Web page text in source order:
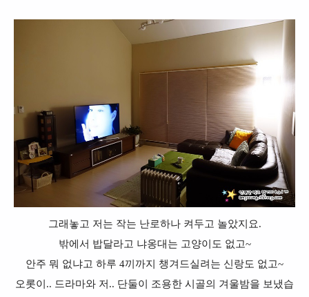
그래놓고 저는 작는 난로하나 켜두고 놀았지요.
밖에서 밥달라고 냐옹대는 고양이도 없고~
안주 뭐 없냐고 하루 4끼까지 챙겨드실려는 신랑도 없고~
오롯이.. 드라마와 저.. 단둘이 조용한 시골의 겨울밤을 보냈습